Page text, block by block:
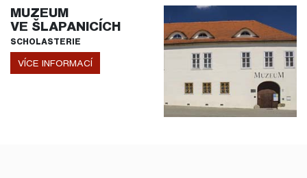
MUZEUM
VE ŠLAPANICÍCH
SCHOLASTERIE
VÍCE INFORMACÍ